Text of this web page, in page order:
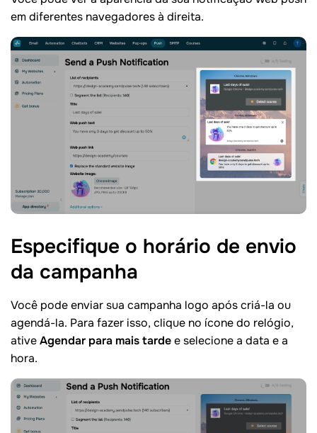
em diferentes navegadores à direita.
Especifique o horário de envio
da campanha
Você pode enviar sua campanha logo após criá-la ou
agendá-la. Para fazer isso, clique no ícone do relógio,
ativeAgendar para mais tardee selecione a data e a
hora.